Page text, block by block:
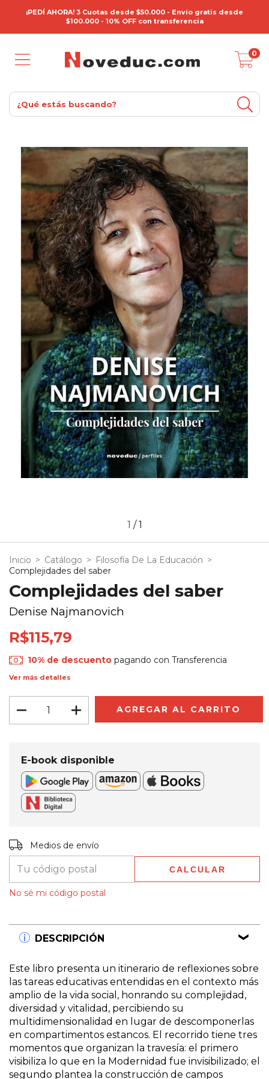
¡PEDÍ AHORA! 3 Cuotas desde $50.000 - Envío gratis desde
$100.000 - 10% OFF con transferencia
0
1 /1
Inicio > Catálogo > Filosofía De La Educación >
Complejidades del saber
Complejidades del saber
Denise Najmanovich
R$115,79
10% de descuento pagando con Transferencia
Ver más detalles
E-book disponible
Entregas para el CP:
Medios de envío
CALCULAR
No sé mi código postal
DESCRIPCIÓN
Este libro presenta un itinerario de reflexiones sobre
las tareas educativas entendidas en el contexto más
amplio de la vida social, honrando su complejidad,
diversidad y vitalidad, percibiendo su
multidimensionalidad en lugar de descomponerlas
en compartimentos estancos. El recorrido tiene tres
momentos que organizan la travesía: el primero
visibiliza lo que en la Modernidad fue invisibilizado; el
segundo plantea la construcción de campos